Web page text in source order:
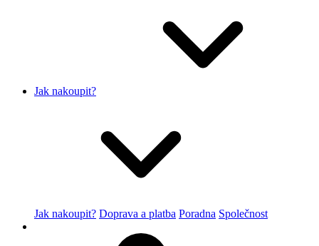
Jak nakoupit?
Jak nakoupit? Doprava a platba Poradna Společnost